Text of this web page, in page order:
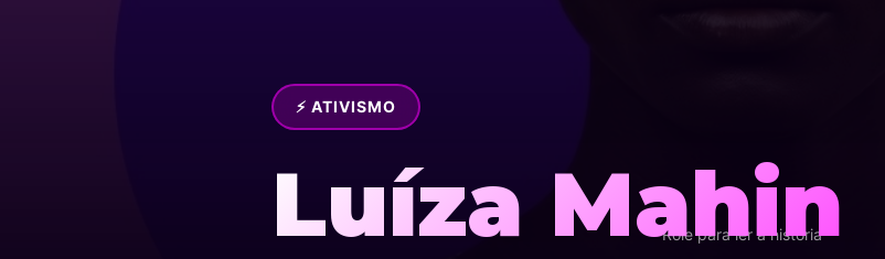
⚡ ATIVISMO
Luíza Mahin
Role para ler a história